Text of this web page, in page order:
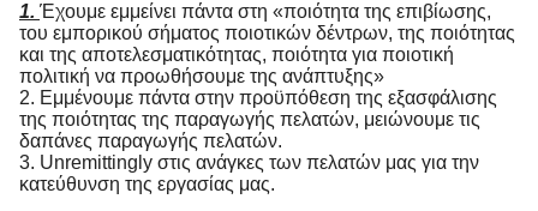
1. Έχουμε εμμείνει πάντα στη «ποιότητα της επιβίωσης,
του εμπορικού σήματος ποιοτικών δέντρων, της ποιότητας
και της αποτελεσματικότητας, ποιότητα για ποιοτική
πολιτική να προωθήσουμε της ανάπτυξης»
2. Εμμένουμε πάντα στην προϋπόθεση της εξασφάλισης
της ποιότητας της παραγωγής πελατών, μειώνουμε τις
δαπάνες παραγωγής πελατών.
3. Unremittingly στις ανάγκες των πελατών μας για την
κατεύθυνση της εργασίας μας.